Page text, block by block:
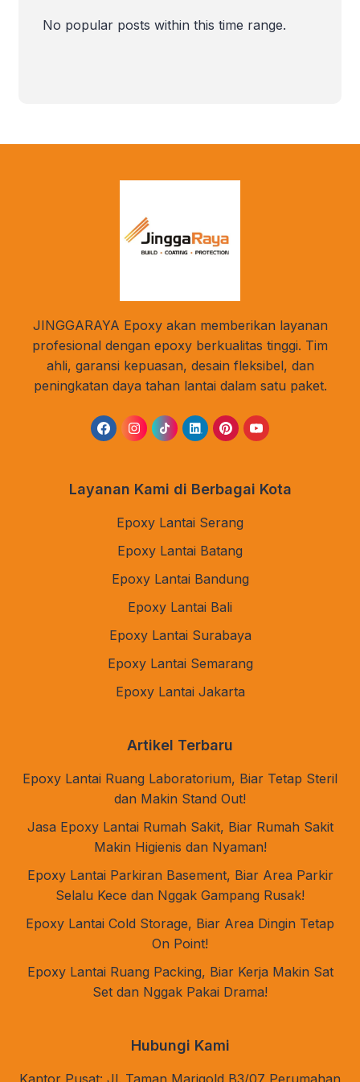
lainnya. Sejak Desember 2023
Indonesia sudah memiliki 145 kawasan
No popular posts within this time range.
JINGGARAYA Epoxy akan memberikan layanan
profesional dengan epoxy berkualitas tinggi. Tim
ahli, garansi kepuasan, desain fleksibel, dan
peningkatan daya tahan lantai dalam satu paket.
Layanan Kami di Berbagai Kota
Epoxy Lantai Serang
Epoxy Lantai Batang
Epoxy Lantai Bandung
Epoxy Lantai Bali
Epoxy Lantai Surabaya
Epoxy Lantai Semarang
Epoxy Lantai Jakarta
Artikel Terbaru
Epoxy Lantai Ruang Laboratorium, Biar Tetap Steril
dan Makin Stand Out!
Jasa Epoxy Lantai Rumah Sakit, Biar Rumah Sakit
Makin Higienis dan Nyaman!
Epoxy Lantai Parkiran Basement, Biar Area Parkir
Selalu Kece dan Nggak Gampang Rusak!
Epoxy Lantai Cold Storage, Biar Area Dingin Tetap
On Point!
Epoxy Lantai Ruang Packing, Biar Kerja Makin Sat
Set dan Nggak Pakai Drama!
Hubungi Kami
Kantor Pusat: Jl. Taman Marigold B3/07 Perumahan